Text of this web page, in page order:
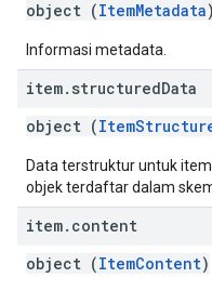
object (ItemMetadata)
Informasi metadata.
item. structuredData
object (
Data terstruktur untuk
objek terdaftar dalam
item. content
object (ItemContent)